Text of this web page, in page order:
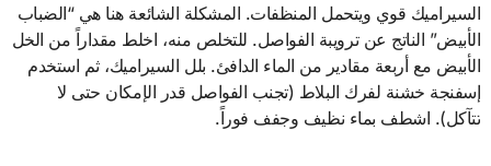
السيراميك قوي ويتحمل المنظفات. المشكلة الشائعة هنا هي “الضباب
الأبيض” الناتج عن ترويبة الفواصل. للتخلص منه، اخلط مقداراً من الخل
الأبيض مع أربعة مقادير من الماء الدافئ. بلل السيراميك، ثم استخدم
إسفنجة خشنة لفرك البلاط (تجنب الفواصل قدر الإمكان حتى لا
تتآكل). اشطف بماء نظيف وجفف فوراً.